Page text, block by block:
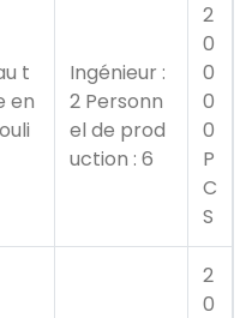
t
en
Ingénieur :
2 Personn
el de prod
uction : 6
2
0
0
0
0
P
C
S
2
0